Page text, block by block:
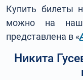
Купить билеты
можно на
представлена в «
Никита